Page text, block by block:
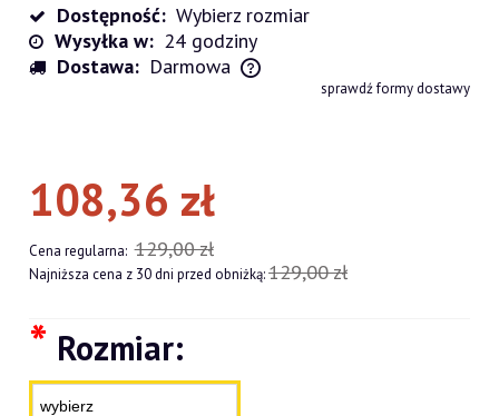
Dostępność: Wybierz rozmiar
Wysyłka w: 24 godziny
Dostawa: Darmowa
Cena nie zawiera ewentualnych kosztów płatnościsprawdź formy dostawy
108,36 zł
Cena regularna: 129,00 zł
Najniższa cena z 30 dni przed obniżką:129,00 zł
* Rozmiar: